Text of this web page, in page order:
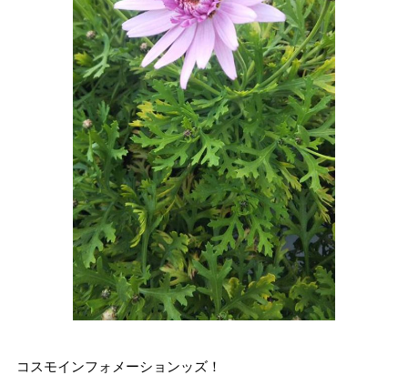
コスモインフォメーションッズ！